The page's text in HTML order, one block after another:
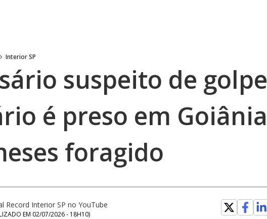
Interior SP
suspeito de golpe
é preso em Goiânia
foragido
Record Interior SP no YouTube
EM 02/07/2026 - 18H10)